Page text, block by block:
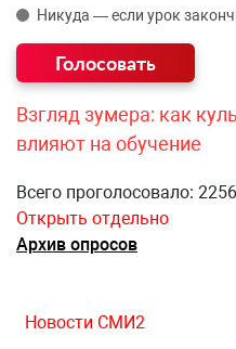
Никуда — если урок
Взгляд зумера: как
влияют на обучение
Всего проголосовало: 2256
Открыть отдельно
Архив опросов
Новости СМИ2